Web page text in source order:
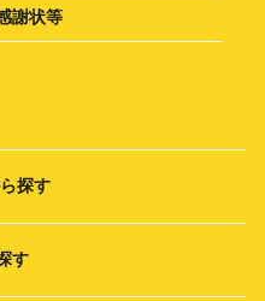
謝状等
探す
す